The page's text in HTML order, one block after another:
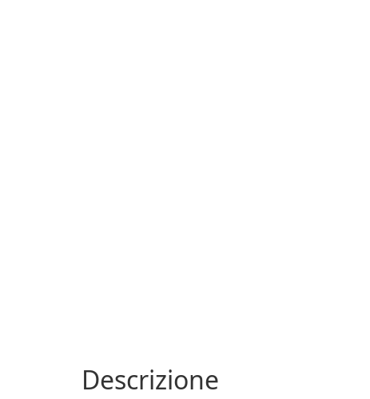
Descrizione